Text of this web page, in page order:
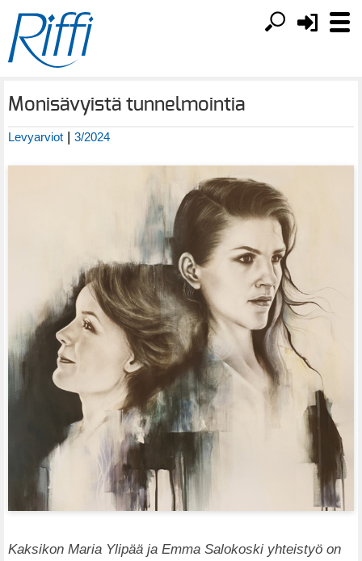
Monisävyistä tunnelmointia
Levyarviot | 3/2024
Kaksikon Maria Ylipää ja Emma Salokoski yhteistyö on